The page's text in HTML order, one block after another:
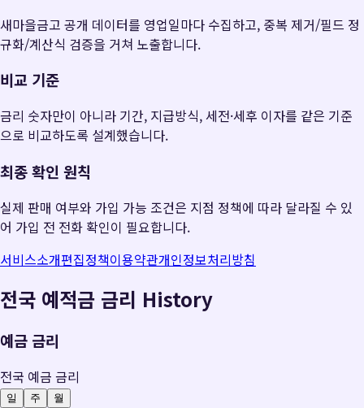
새마을금고 공개 데이터를 영업일마다 수집하고, 중복 제거/필드 정
규화/계산식 검증을 거쳐 노출합니다.
비교 기준
금리 숫자만이 아니라 기간, 지급방식, 세전·세후 이자를 같은 기준
으로 비교하도록 설계했습니다.
최종 확인 원칙
실제 판매 여부와 가입 가능 조건은 지점 정책에 따라 달라질 수 있
어 가입 전 전화 확인이 필요합니다.
서비스소개편집정책이용약관개인정보처리방침
전국 예적금 금리 History
예금 금리
전국 예금 금리
일 주
월